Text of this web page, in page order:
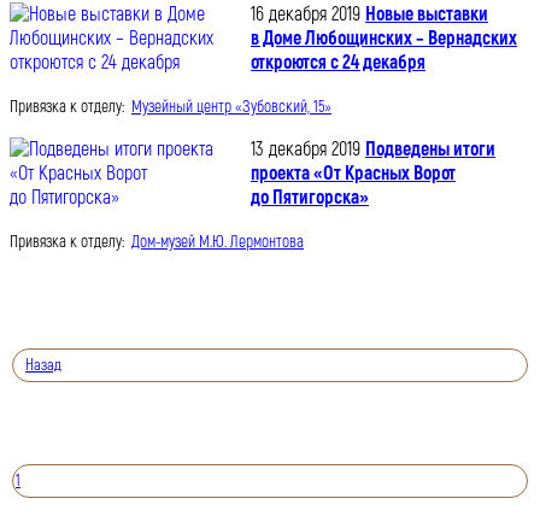
16 декабря 2019 Новые выставки
в Доме Любощинских – Вернадских
откроются с 24 декабря
Привязка к отделу: Музейный центр «Зубовский, 15»
13 декабря 2019 Подведены итоги
проекта «От Красных Ворот
до Пятигорска»
Привязка к отделу: Дом-музей М.Ю. Лермонтова
Назад
1